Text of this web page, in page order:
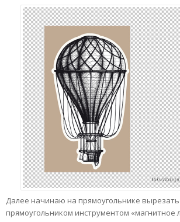
Далее начинаю на прямоугольнике
прямоугольником инструментом «магнитное